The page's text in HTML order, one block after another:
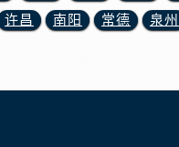
中心（需提前预约）
中心（需提前预约）
汇处浪琴售后服务中心
交叉口浪琴售后服务中心
许昌 南阳 常德 泉州